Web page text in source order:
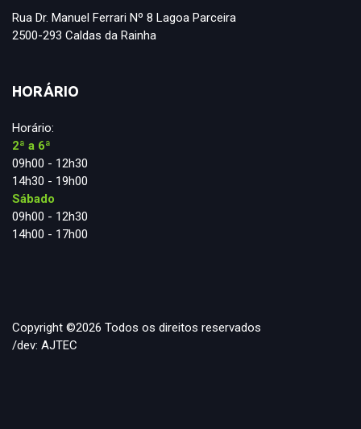
Rua Dr. Manuel Ferrari Nº 8 Lagoa Parceira
2500-293 Caldas da Rainha
HORÁRIO
Horário:
2ª a 6ª
09h00 - 12h30
14h30 - 19h00
Sábado
09h00 - 12h30
14h00 - 17h00
Copyright ©2026 Todos os direitos reservados
/dev: AJTEC